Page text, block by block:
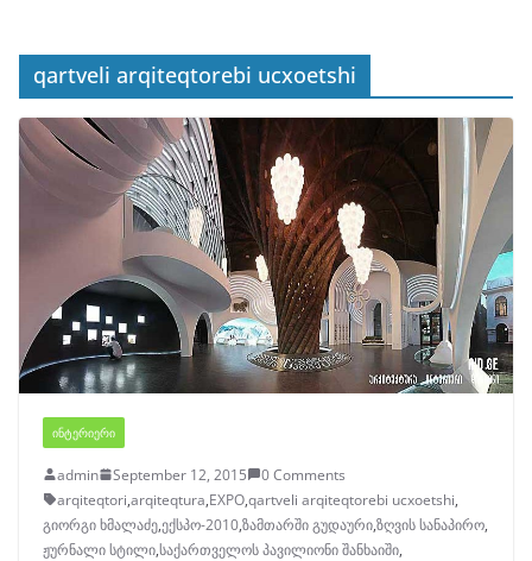
qartveli arqiteqtorebi ucxoetshi
ᲘᲜᲢᲔᲠᲘᲔᲠᲘ
admin September 12, 2015
0 Comments
arqiteqtori,arqiteqtura,EXPO,qartveli arqiteqtorebi ucxoetshi,
გიორგი ხმალაძე,ექსპო-2010,ზამთარში გუდაური,ზღვის სანაპირო,
ჟურნალი სტილი,საქართველოს პავილიონი შანხაიში,